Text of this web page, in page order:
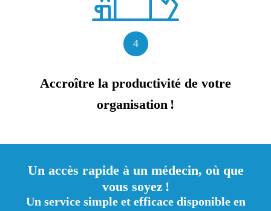
4
Accroître la productivité de votre
organisation !
Un accès rapide à un médecin, où que
vous soyez !
Un service simple et efficace disponible en